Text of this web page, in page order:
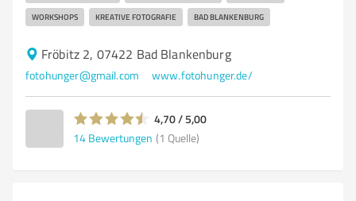
WORKSHOPS KREATIVE FOTOGRAFIE BAD BLANKENBURG
Fröbitz 2, 07422 Bad Blankenburg
fotohunger@gmail.com www.fotohunger.de/
4,70 / 5,00
14 Bewertungen (1 Quelle)